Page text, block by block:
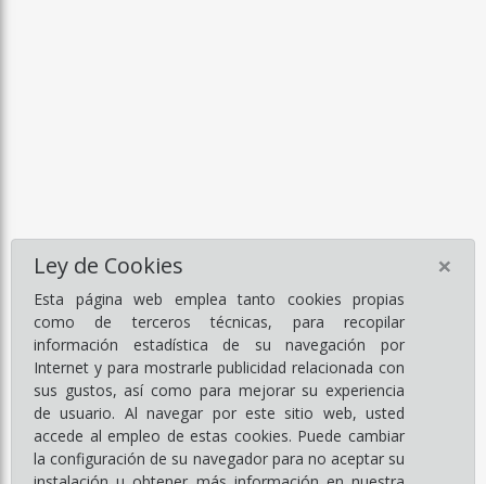
Ley de Cookies
Esta página web emplea tanto cookies propias
como de terceros técnicas, para recopilar
información estadística de su navegación por
Internet y para mostrarle publicidad relacionada con
sus gustos, así como para mejorar su experiencia
de usuario. Al navegar por este sitio web, usted
accede al empleo de estas cookies. Puede cambiar
la configuración de su navegador para no aceptar su
×